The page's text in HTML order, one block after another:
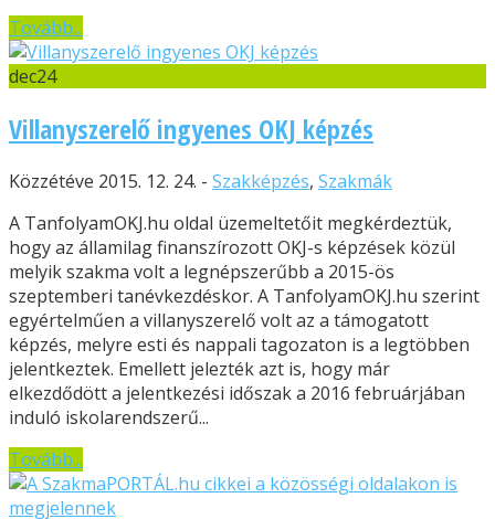
Tovább...
dec24
Villanyszerelő ingyenes OKJ képzés
Közzétéve 2015. 12. 24. - Szakképzés, Szakmák
A TanfolyamOKJ.hu oldal üzemeltetőit megkérdeztük,
hogy az államilag finanszírozott OKJ-s képzések közül
melyik szakma volt a legnépszerűbb a 2015-ös
szeptemberi tanévkezdéskor. A TanfolyamOKJ.hu szerint
egyértelműen a villanyszerelő volt az a támogatott
képzés, melyre esti és nappali tagozaton is a legtöbben
jelentkeztek. Emellett jelezték azt is, hogy már
elkezdődött a jelentkezési időszak a 2016 februárjában
induló iskolarendszerű...
Tovább...